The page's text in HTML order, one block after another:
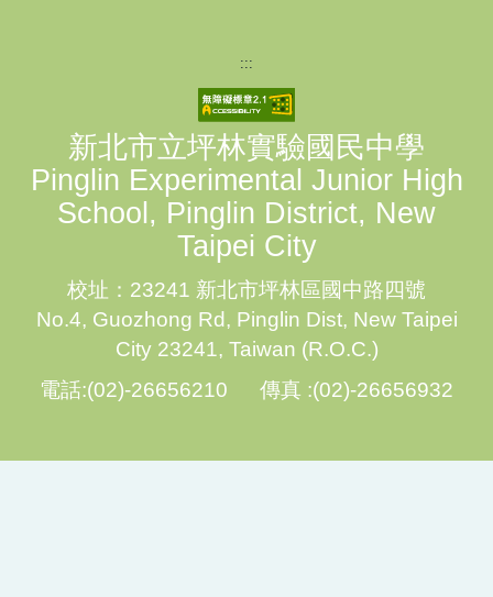
:::
新北市立坪林實驗國民中學
Pinglin Experimental Junior High
School, Pinglin District, New
Taipei City
校址：23241 新北市坪林區國中路四號
No.4, Guozhong Rd, Pinglin Dist, New Taipei
City 23241, Taiwan (R.O.C.)
電話:(02)-26656210 傳真 :(02)-26656932